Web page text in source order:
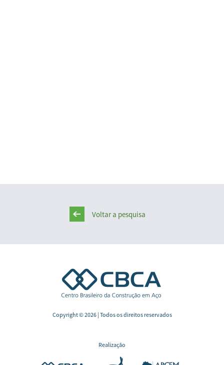
Voltar a pesquisa
Copyright © 2026 | Todos os direitos reservados
Realização